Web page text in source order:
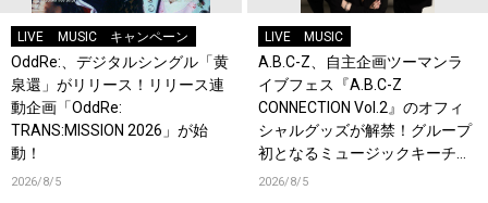
LIVE MUSIC キャンペーン
OddRe:、デジタルシングル「黄
泉還」がリリース！リリース連
動企画「OddRe:
TRANS:MISSION 2026」が始
動！
2026/8/5
LIVE MUSIC
A.B.C-Z、自主企画ツーマンラ
イブフェス『A.B.C-Z
CONNECTION Vol.2』のオフィ
シャルグッズが解禁！グループ
初となるミュージックキーチェ
ーンが登場！
2026/8/5